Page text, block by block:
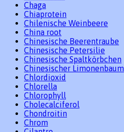
Chaga
Chiaprotein
Chilenische Weinbeere
China root
Chinesische Beerentraube
Chinesische Petersilie
Chinesische Spaltkörbchen
Chinesischer Limonenbaum
Chlordioxid
Chlorella
Chlorophyll
Cholecalciferol
Chondroitin
Chrom